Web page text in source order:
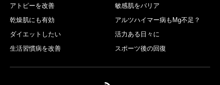
アトピーを改善
敏感肌をバリア
乾燥肌にも有効
アルツハイマー病もMg不足？
ダイエットしたい
活力ある日々に
生活習慣病を改善
スポーツ後の回復